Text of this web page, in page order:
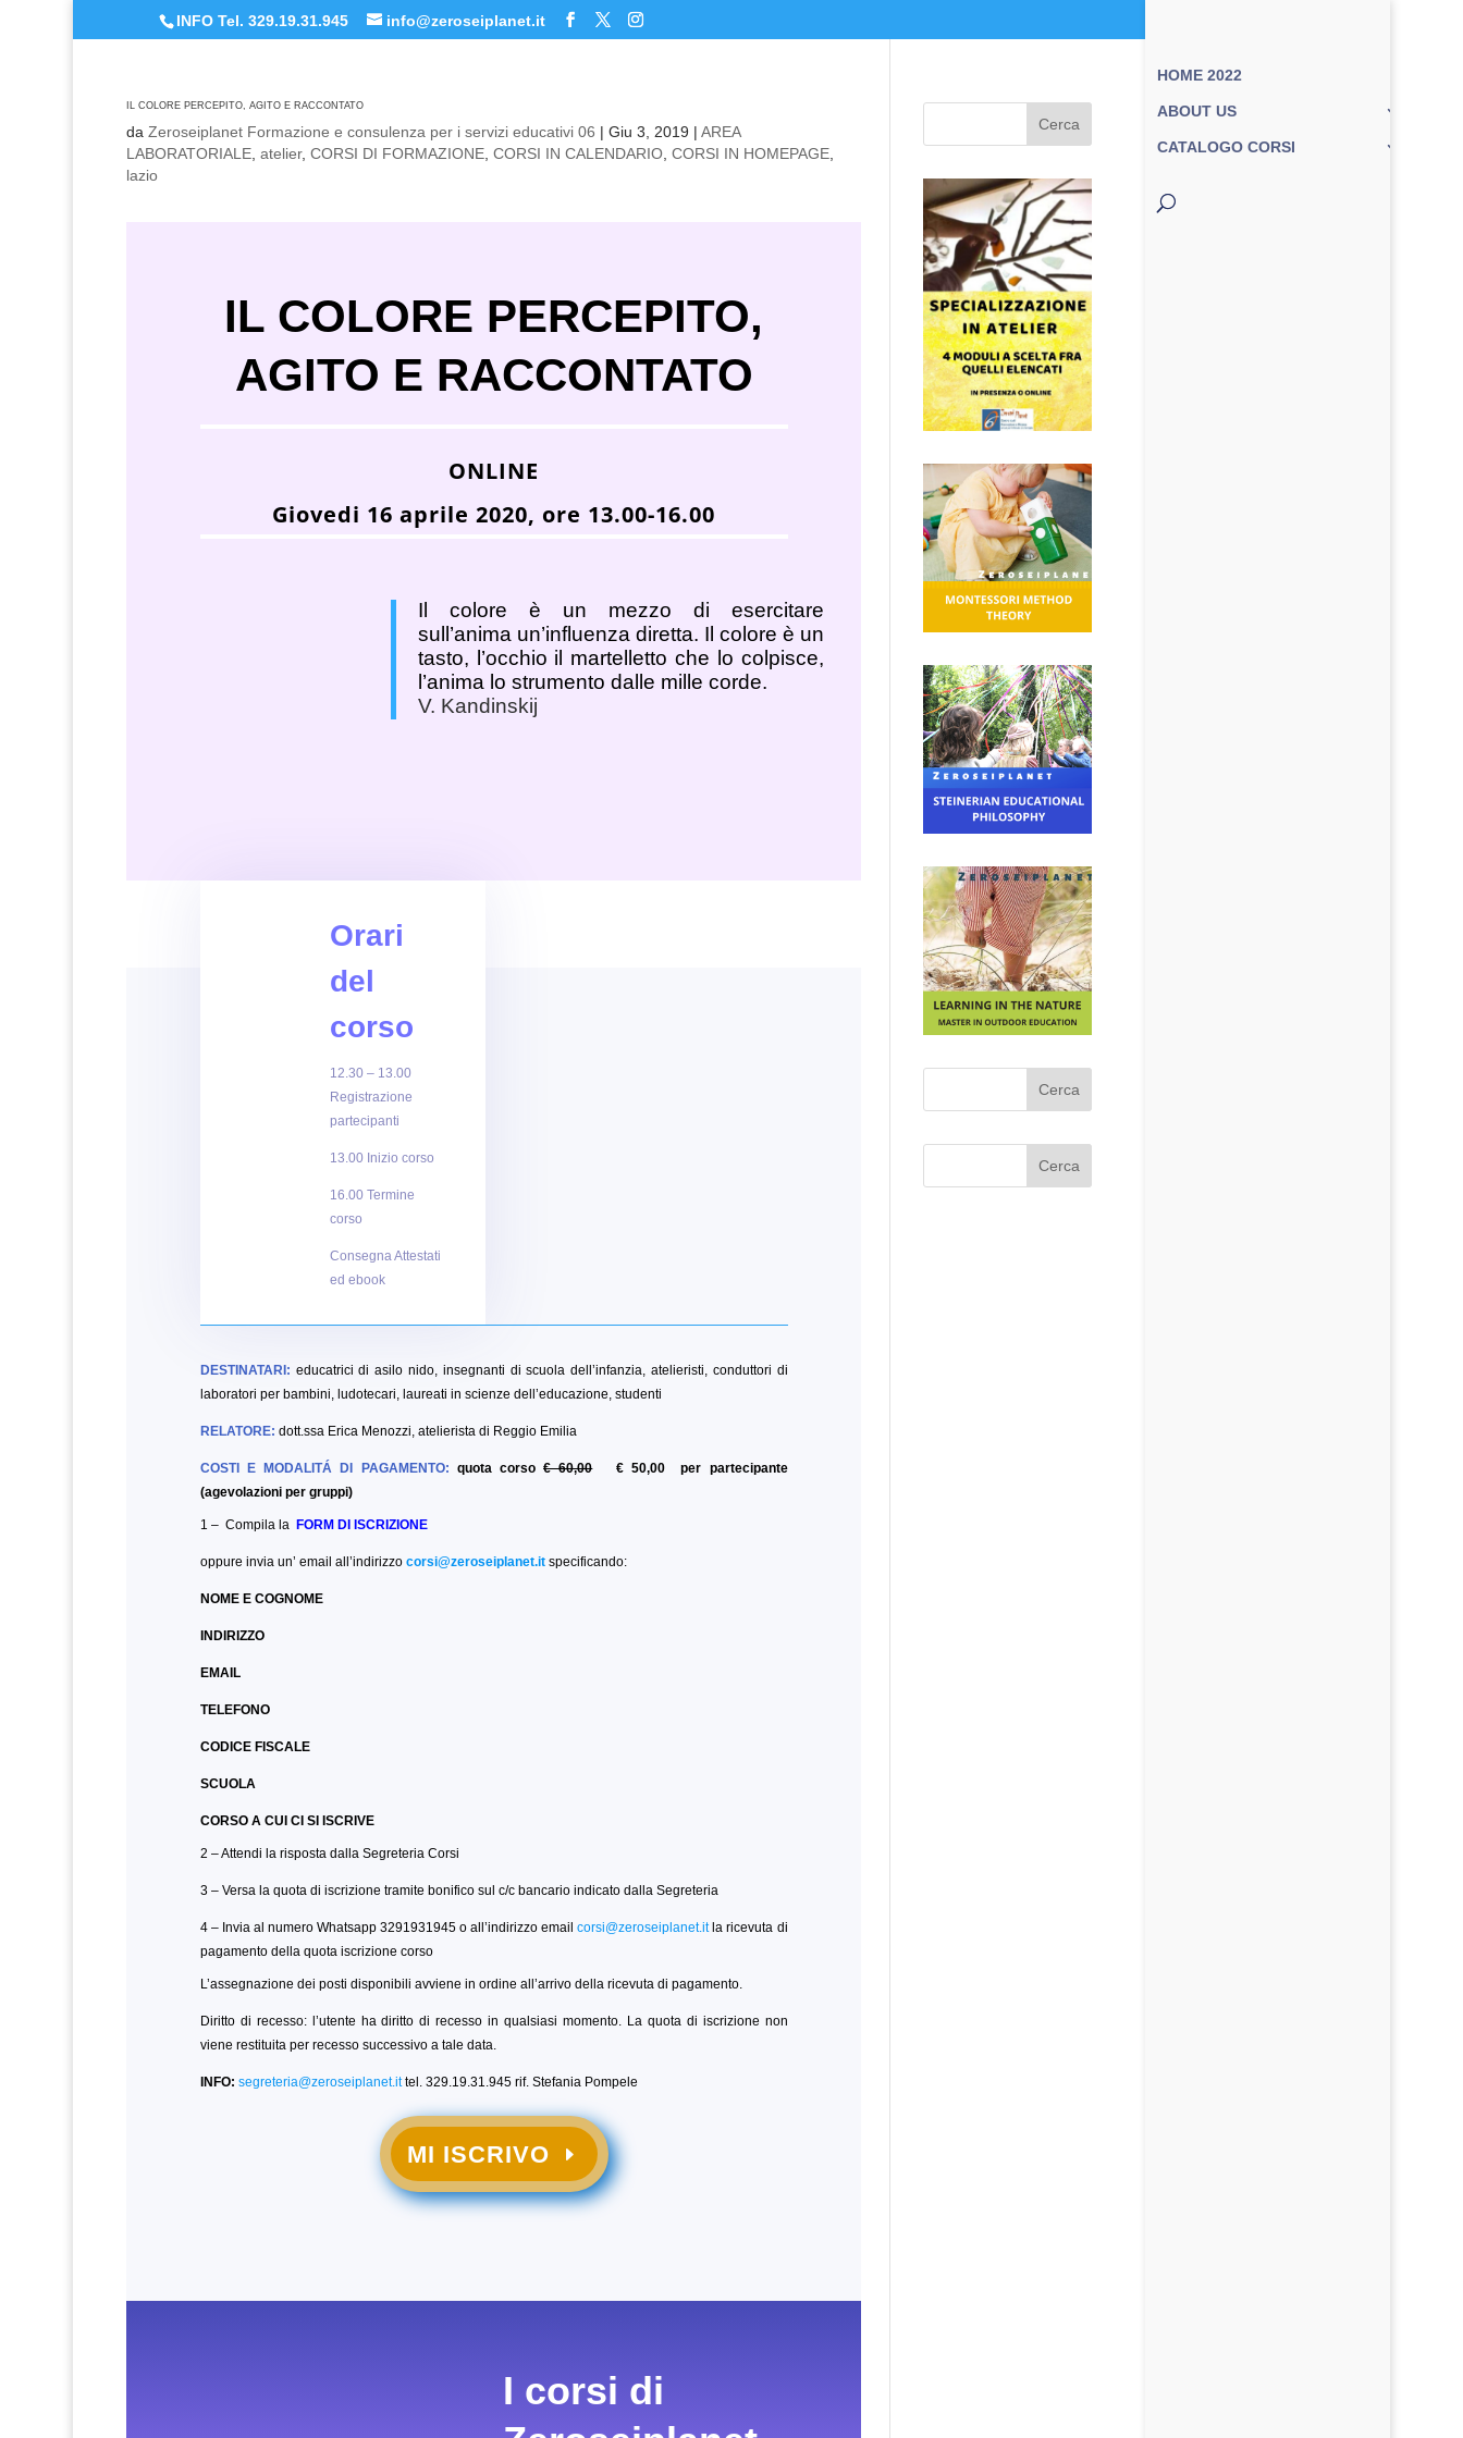
INFO Tel. 329.19.31.945 info@zeroseiplanet.it
HOME 2022
ABOUT US
CATALOGO CORSI
IL COLORE PERCEPITO, AGITO E RACCONTATO
daZeroseiplanet Formazione e consulenza per i servizi educativi 06 |Giu 3, 2019 |AREA
LABORATORIALE ,atelier,CORSI DI FORMAZIONE ,CORSI IN CALENDARIO ,CORSI IN HOMEPAGE
lazio
IL COLORE PERCEPITO,
AGITO E RACCONTATO
ONLINE
Giovedi 16 aprile 2020, ore 13.00-16.00
Il colore è un mezzo di esercitare
sull’anima un’influenza diretta. Il colore è un
tasto, l’occhio il martelletto che lo colpisce,
l’anima lo strumento dalle mille corde.
V. Kandinskij
Orari
del
corso
12.30 – 13.00
Registrazione
partecipanti
13.00 Inizio corso
16.00 Termine
corso
Consegna Attestati
ed ebook
DESTINATARI: educatrici di asilo nido, insegnanti di scuola dell’infanzia, atelieristi, conduttori di
laboratori per bambini, ludotecari, laureati in scienze dell’educazione, studenti
RELATORE: dott.ssa Erica Menozzi, atelierista di Reggio Emilia
COSTI E MODALITÁ DI PAGAMENTO: quota corso€ 60,00€ 50,00 per partecipante
(agevolazioni per gruppi)
1 – Compila la FORM DI ISCRIZIONE
oppure invia un’ email all’indirizzo corsi@zeroseiplanet.itspecificando:
NOME E COGNOME
INDIRIZZO
EMAIL
TELEFONO
CODICE FISCALE
SCUOLA
CORSO A CUI CI SI ISCRIVE
2 – Attendi la risposta dalla Segreteria Corsi
3 – Versa la quota di iscrizione tramite bonifico sul c/c bancario indicato dalla Segreteria
4 – Invia al numero Whatsapp 3291931945 o all’indirizzo emailcorsi@zeroseiplanet.itla ricevuta di
pagamento della quota iscrizione corso
L’assegnazione dei posti disponibili avviene in ordine all’arrivo della ricevuta di pagamento.
Diritto di recesso: l’utente ha diritto di recesso in qualsiasi momento. La quota di iscrizione non
viene restituita per recesso successivo a tale data.
INFO: segreteria@zeroseiplanet.ittel. 329.19.31.945 rif. Stefania Pompele
MI ISCRIVO
I corsi di
Cerca
Cerca
Cerca